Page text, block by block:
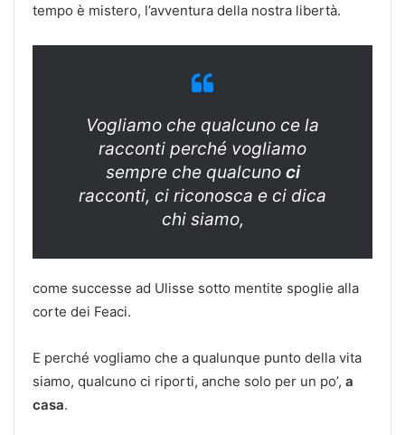
tempo è mistero, l’avventura della nostra libertà.
Vogliamo che qualcuno ce la
racconti perché vogliamo
sempre che qualcuno ci
racconti, ci riconosca e ci dica
chi siamo,
come successe ad Ulisse sotto mentite spoglie alla
corte dei Feaci.
E perché vogliamo che a qualunque punto della vita
siamo, qualcuno ci riporti, anche solo per un po’, a
casa.